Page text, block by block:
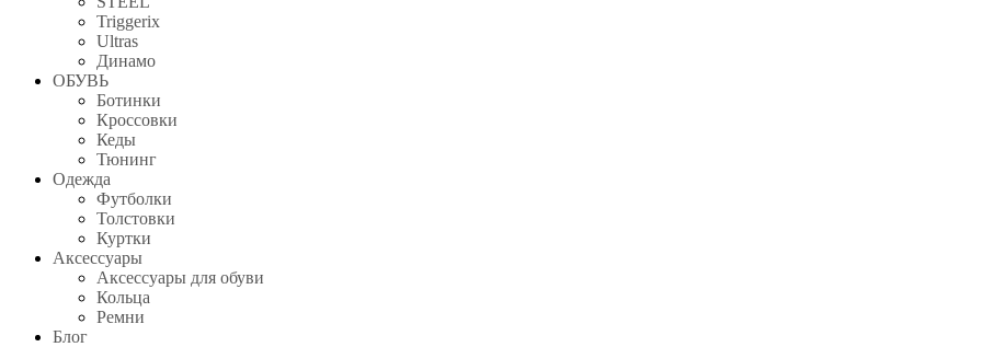
Triggerix
Ultras
Динамо
ОБУВЬ
Ботинки
Кроссовки
Кеды
Тюнинг
Одежда
Футболки
Толстовки
Куртки
Аксессуары
Аксессуары для обуви
Кольца
Ремни
Блог